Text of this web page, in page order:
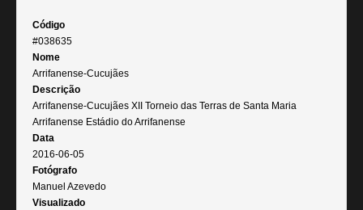
Código
#038635
Nome
Arrifanense-Cucujães
Descrição
Arrifanense-Cucujães XII Torneio das Terras de Santa Maria
Arrifanense Estádio do Arrifanense
Data
2016-06-05
Fotógrafo
Manuel Azevedo
Visualizado